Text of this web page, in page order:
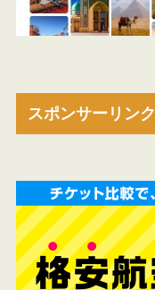
スポンサーリンク